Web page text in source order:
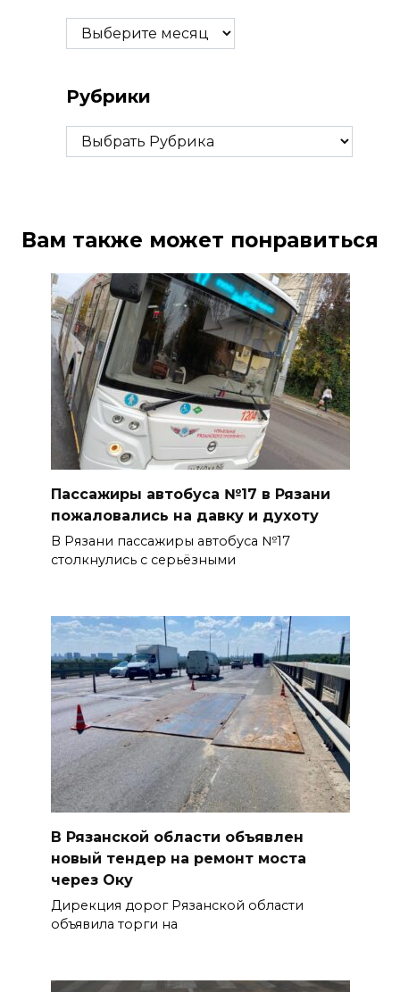
Архивы
Рубрики
Рубрики
Вам также может понравиться
Пассажиры автобуса №17 в Рязани
пожаловались на давку и духоту
В Рязани пассажиры автобуса №17
столкнулись с серьёзными
В Рязанской области объявлен
новый тендер на ремонт моста
через Оку
Дирекция дорог Рязанской области
объявила торги на